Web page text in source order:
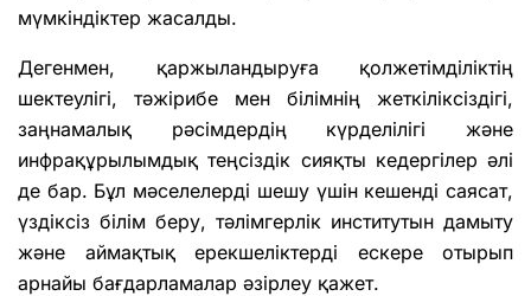
мүмкіндіктер жасалды.
Дегенмен, қаржыландыруға қолжетімділіктің
шектеулігі, тәжірибе мен білімнің жеткіліксіздігі,
заңнамалық рәсімдердің күрделілігі және
инфрақұрылымдық теңсіздік сияқты кедергілер әлі
де бар. Бұл мәселелерді шешу үшін кешенді саясат,
үздіксіз білім беру, тәлімгерлік институтын дамыту
және аймақтық ерекшеліктерді ескере отырып
арнайы бағдарламалар әзірлеу қажет.